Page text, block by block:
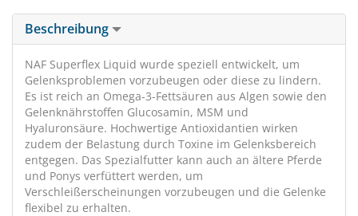
Beschreibung
NAF Superflex Liquid wurde speziell entwickelt, um
Gelenksproblemen vorzubeugen oder diese zu lindern.
Es ist reich an Omega-3-Fettsäuren aus Algen sowie den
Gelenknährstoffen Glucosamin, MSM und
Hyaluronsäure. Hochwertige Antioxidantien wirken
zudem der Belastung durch Toxine im Gelenksbereich
entgegen. Das Spezialfutter kann auch an ältere Pferde
und Ponys verfüttert werden, um
Verschleißerscheinungen vorzubeugen und die Gelenke
flexibel zu erhalten.